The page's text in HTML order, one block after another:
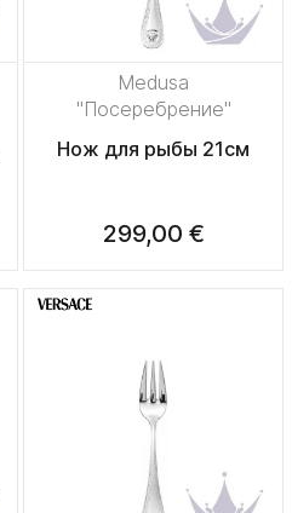
Medusa
"Посеребрение"
Нож для рыбы 21см
299,00 €